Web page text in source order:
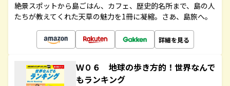
絶景スポットから島ごはん、カフェ、歴史的名所まで、島の人
たちが教えてくれた天草の魅力を1冊に凝縮。さあ、島旅へ。
詳細を見る
Ｗ０６ 地球の歩き方的！世界なんで
もランキング